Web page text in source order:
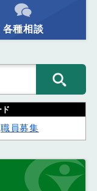
各種相談
職員募集